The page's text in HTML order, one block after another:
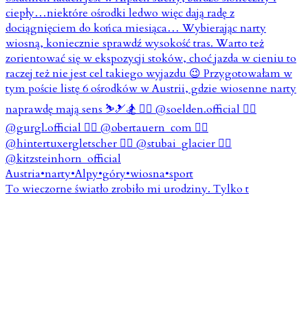
To wieczorne światło zrobiło mi urodziny. Tylko t